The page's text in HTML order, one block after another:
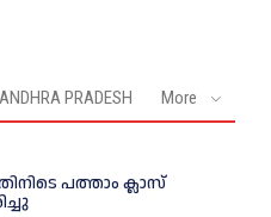
ANDHRA PRADESH More
പത്താം ക്ലാസ്